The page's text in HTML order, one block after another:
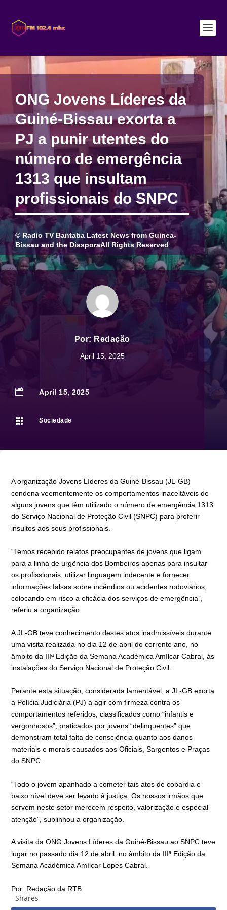
ONG Jovens Líderes da
Guiné-Bissau exorta a
PJ a punir utentes do
número de emergência
1313 que insultam
profissionais do SNPC
© Radio TV Bantaba Latest News from Guinea-
Bissau and the DiasporaAll Rights Reserved
Por: Redação
April 15, 2025
 April 15, 2025
 Sociedade
A organização Jovens Líderes da Guiné-Bissau (JL-GB)
condena veementemente os comportamentos inaceitáveis de
alguns jovens que têm utilizado o número de emergência 1313
do Serviço Nacional de Proteção Civil (SNPC) para proferir
insultos aos seus profissionais.
“Temos recebido relatos preocupantes de jovens que ligam
para a linha de urgência dos Bombeiros apenas para insultar
os profissionais, utilizar linguagem indecente e fornecer
informações falsas sobre incêndios ou acidentes rodoviários,
colocando em risco a eficácia dos serviços de emergência”,
referiu a organização.
A JL-GB teve conhecimento destes atos inadmissíveis durante
uma visita realizada no dia 12 de abril do corrente ano, no
âmbito da IIIª Edição da Semana Académica Amílcar Cabral, às
instalações do Serviço Nacional de Proteção Civil.
Perante esta situação, considerada lamentável, a JL-GB exorta
a Polícia Judiciária (PJ) a agir com firmeza contra os
comportamentos referidos, classificados como “infantis e
vergonhosos”, praticados por jovens “delinquentes” que
demonstram total falta de consciência quanto aos danos
materiais e morais causados aos Oficiais, Sargentos e Praças
do SNPC.
“Todo o jovem apanhado a cometer tais atos de cobardia e
baixo nível deve ser levado à justiça. Os nossos irmãos que
servem neste setor merecem respeito, valorização e especial
atenção”, sublinhou a organização.
A visita da ONG Jovens Líderes da Guiné-Bissau ao SNPC teve
lugar no passado dia 12 de abril, no âmbito da IIIª Edição da
Semana Académica Amílcar Lopes Cabral.
Por: Redação da RTB
Shares